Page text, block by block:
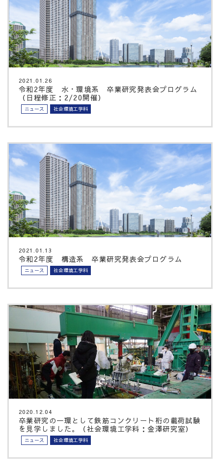
2021.01.26
令和2年度 水・環境系 卒業研究発表会プログラム
（日程修正：2/20開催）
ニュース 社会環境工学科
2021.01.13
令和2年度 構造系 卒業研究発表会プログラム
ニュース 社会環境工学科
2020.12.04
卒業研究の一環として鉄筋コンクリート桁の載荷試験
を見学しました。（社会環境工学科：金澤研究室）
ニュース 社会環境工学科